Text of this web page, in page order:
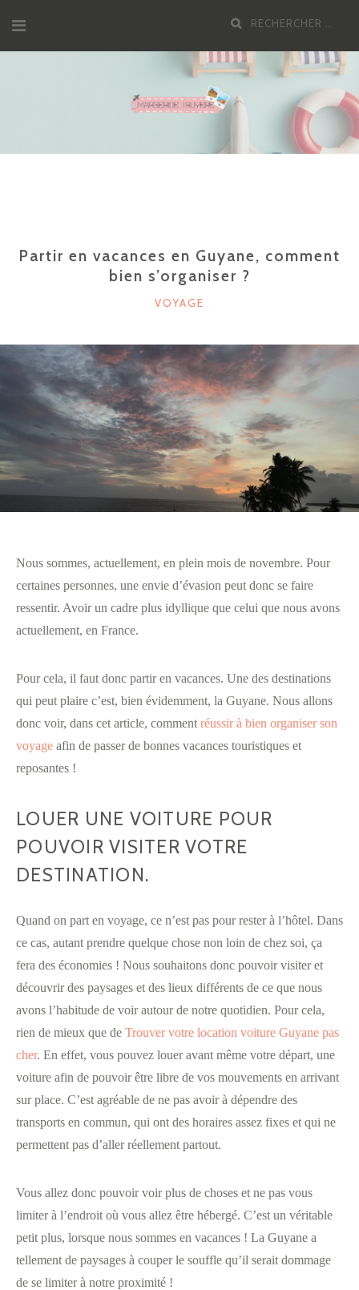
contenu
Recherche
:
Partir en vacances en Guyane, comment
bien s’organiser ?
CATÉGORIES
VOYAGE
Nous sommes, actuellement, en plein mois de novembre. Pour
certaines personnes, une envie d’évasion peut donc se faire
ressentir. Avoir un cadre plus idyllique que celui que nous avons
actuellement, en France.
Pour cela, il faut donc partir en vacances. Une des destinations
qui peut plaire c’est, bien évidemment, la Guyane. Nous allons
donc voir, dans cet article, comment réussir à bien organiser son
voyage afin de passer de bonnes vacances touristiques et
reposantes !
LOUER UNE VOITURE POUR
POUVOIR VISITER VOTRE
DESTINATION.
Quand on part en voyage, ce n’est pas pour rester à l’hôtel. Dans
ce cas, autant prendre quelque chose non loin de chez soi, ça
fera des économies ! Nous souhaitons donc pouvoir visiter et
découvrir des paysages et des lieux différents de ce que nous
avons l’habitude de voir autour de notre quotidien. Pour cela,
rien de mieux que de Trouver votre location voiture Guyane pas
cher. En effet, vous pouvez louer avant même votre départ, une
voiture afin de pouvoir être libre de vos mouvements en arrivant
sur place. C’est agréable de ne pas avoir à dépendre des
transports en commun, qui ont des horaires assez fixes et qui ne
permettent pas d’aller réellement partout.
Vous allez donc pouvoir voir plus de choses et ne pas vous
limiter à l’endroit où vous allez être hébergé. C’est un véritable
petit plus, lorsque nous sommes en vacances ! La Guyane a
tellement de paysages à couper le souffle qu’il serait dommage
de se limiter à notre proximité !